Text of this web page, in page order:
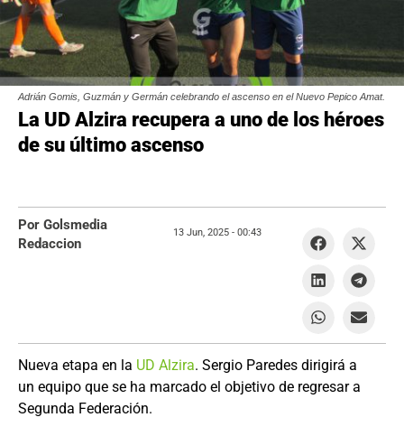
Adrián Gomis, Guzmán y Germán celebrando el ascenso en el Nuevo Pepico Amat.
La UD Alzira recupera a uno de los héroes
de su último ascenso
Nueva etapa en la UD Alzira. Sergio Paredes dirigirá a
un equipo que se ha marcado el objetivo de regresar a
Segunda Federación.
Por Golsmedia
Redaccion
13 Jun, 2025 - 00:43